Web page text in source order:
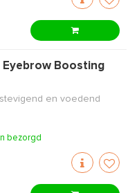
Eyebrow Boosting
en voedend
bezorgd